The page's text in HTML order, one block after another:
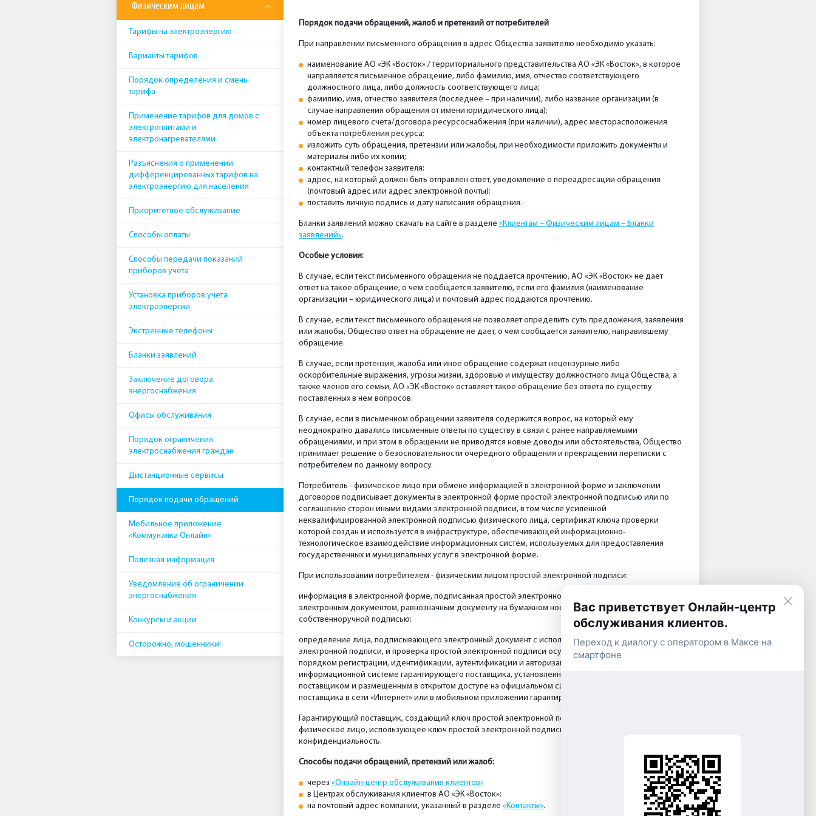
Физическим лицам
Тарифы на электроэнергию
Варианты тарифов
Порядок определения и смены
тарифа
Применение тарифов для домов с
электроплитами и
электронагревателями
Разъяснения о применении
дифференцированных тарифов на
электроэнергию для населения
Приоритетное обслуживание
Способы оплаты
Способы передачи показаний
приборов учета
Установка приборов учета
электроэнергии
Экстренные телефоны
Бланки заявлений
Заключение договора
энергоснабжения
Офисы обслуживания
Порядок ограничения
электроснабжения граждан
Дистанционные сервисы
Порядок подачи обращений
Мобильное приложение
«Коммуналка Онлайн»
Полезная информация
Уведомление об ограничении
энергоснабжения
Конкурсы и акции
Осторожно, мошенники!
Порядок подачи обращений, жалоб и претензий от потребителей
При направлении письменного обращения в адрес Общества заявителю необходимо указать:
наименование АО «ЭК «Восток» / территориального представительства АО «ЭК «Восток», в которое
направляется письменное обращение, либо фамилию, имя, отчество соответствующего
должностного лица, либо должность соответствующего лица;
фамилию, имя, отчество заявителя (последнее – при наличии), либо название организации (в
случае направления обращения от имени юридического лица);
номер лицевого счета/договора ресурсоснабжения (при наличии), адрес месторасположения
объекта потребления ресурса;
изложить суть обращения, претензии или жалобы, при необходимости приложить документы и
материалы либо их копии;
контактный телефон заявителя;
адрес, на который должен быть отправлен ответ, уведомление о переадресации обращения
(почтовый адрес или адрес электронной почты);
поставить личную подпись и дату написания обращения.
Бланки заявлений можно скачать на сайте в разделе «Клиентам – Физическим лицам – Бланки
заявлений».
Особые условия:
В случае, если текст письменного обращения не поддается прочтению, АО «ЭК «Восток» не дает
ответ на такое обращение, о чем сообщается заявителю, если его фамилия (наименование
организации – юридического лица) и почтовый адрес поддаются прочтению.
В случае, если текст письменного обращения не позволяет определить суть предложения, заявления
или жалобы, Общество ответ на обращение не дает, о чем сообщается заявителю, направившему
обращение.
В случае, если претензия, жалоба или иное обращение содержат нецензурные либо
оскорбительные выражения, угрозы жизни, здоровью и имуществу должностного лица Общества, а
также членов его семьи, АО «ЭК «Восток» оставляет такое обращение без ответа по существу
поставленных в нем вопросов.
В случае, если в письменном обращении заявителя содержится вопрос, на который ему
неоднократно давались письменные ответы по существу в связи с ранее направляемыми
обращениями, и при этом в обращении не приводятся новые доводы или обстоятельства, Общество
принимает решение о безосновательности очередного обращения и прекращении переписки с
потребителем по данному вопросу.
Потребитель - физическое лицо при обмене информацией в электронной форме и заключении
договоров подписывает документы в электронной форме простой электронной подписью или по
соглашению сторон иными видами электронной подписи, в том числе усиленной
неквалифицированной электронной подписью физического лица, сертификат ключа проверки
которой создан и используется в инфраструктуре, обеспечивающей информационно-
технологическое взаимодействие информационных систем, используемых для предоставления
государственных и муниципальных услуг в электронной форме.
При использовании потребителем - физическим лицом простой электронной подписи:
информация в электронной форме, подписанная простой электронной подписью, признается
электронным документом, равнозначным документу на бумажном носителе, подписанному
собственноручной подписью;
определение лица, подписывающего электронный документ с использованием простой
электронной подписи, и проверка простой электронной подписи осуществляются в соответствии с
порядком регистрации, идентификации, аутентификации и авторизации пользователей в
информационной системе гарантирующего поставщика, установленным гарантирующим
поставщиком и размещенным в открытом доступе на официальном сайте гарантирующего
поставщика в сети «Интернет» или в мобильном приложении гарантирующего поставщика.
Гарантирующий поставщик, создающий ключ простой электронной подписи, и потребитель -
физическое лицо, использующее ключ простой электронной подписи, обязаны соблюдать его
конфиденциальность.
Способы подачи обращений, претензий или жалоб:
через «Онлайн-центр обслуживания клиентов»
в Центрах обслуживания клиентов АО «ЭК «Восток»;
на почтовый адрес компании, указанный в разделе «Контакты».
×
Вас приветствует Онлайн-центр
обслуживания клиентов.
Переход к диалогу с оператором в Максе на
смартфоне